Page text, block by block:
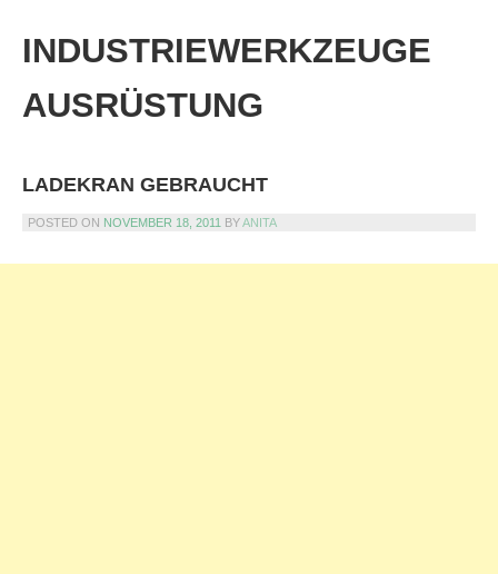
content
INDUSTRIEWERKZEUGE
AUSRÜSTUNG
LADEKRAN GEBRAUCHT
POSTED ON NOVEMBER 18, 2011 BYANITA